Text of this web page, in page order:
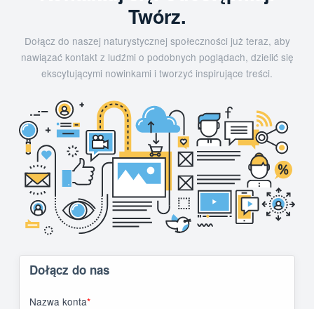
Twórz.
Dołącz do naszej naturystycznej społeczności już teraz, aby
nawiązać kontakt z ludźmi o podobnych poglądach, dzielić się
ekscytującymi nowinkami i tworzyć inspirujące treści.
Dołącz do nas
Nazwa konta*